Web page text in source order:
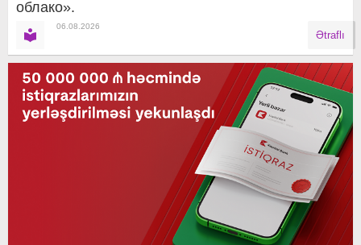
облако».
06.08.2026
Ətraflı